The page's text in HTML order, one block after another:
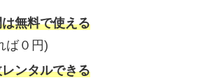
無料で使える
ば０円)
ンタルできる